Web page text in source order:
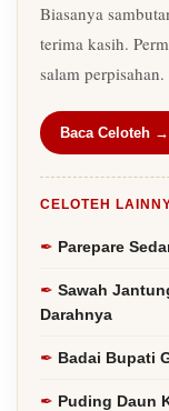
Biasanya
terima kasih.
salam
Baca Celoteh →
CELOTEH
Parepare
Sawah
Darahnya
Badai Bupati
Puding Daun